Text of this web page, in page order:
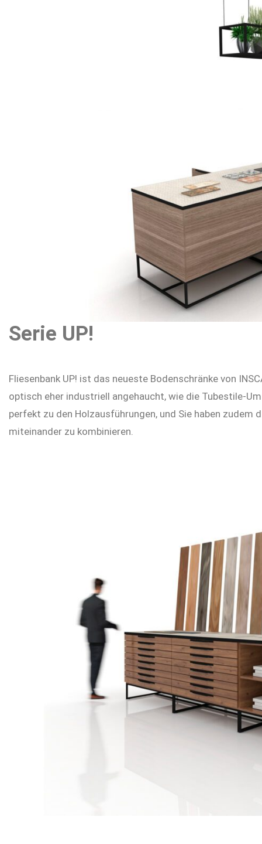
Serie UP!
Fliesenbank UP! ist das neueste Bodenschränke von
optisch eher industriell angehaucht, wie die Tubestile-
perfekt zu den Holzausführungen, und Sie haben zudem
miteinander zu kombinieren.